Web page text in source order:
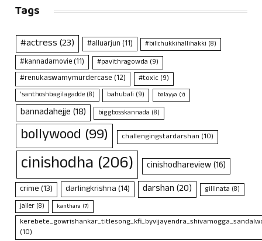
Tags
#actress(23) #alluarjun(11) #bilichukkihallihakki (8)
#kannadamovie(11) #pavithragowda (9)
#renukaswamymurdercase(12) #toxic(9)
'santhoshbagilagadde (8) bahubali (9) balayya (7)
bannadahejje(18) biggbosskannada (8)
bollywood (99) challengingstardarshan (10)
cinishodha (206) cinishodhareview(16)
crime(13) darlingkrishna(14) darshan(20) gillinata (8)
jailer (8) kanthara (7)
(10)